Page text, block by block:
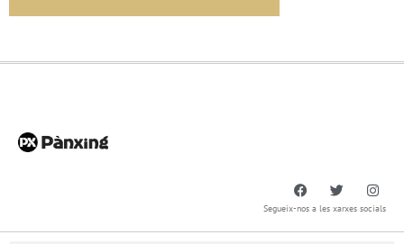
Segueix-nos a les xarxes socials